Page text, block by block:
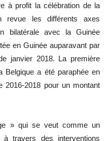
à profit la célébration de la
les différents axes
bilatérale avec la Guinée
en Guinée auparavant par
janvier 2018. La première
Belgique a été paraphée en
2016-2018 pour un montant
» qui se veut comme un
travers des interventions